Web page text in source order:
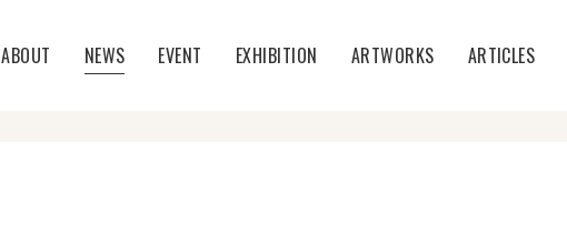
ABOUT NEWS EVENT EXHIBITION ARTWORKS ARTICLES